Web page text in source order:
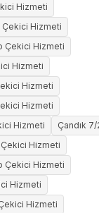
Hizmeti
Çekici Hizmeti
Çekici Hizmeti
Hizmeti
Hizmeti
Hizmeti
Hizmeti
Çandık
Hizmeti
Çekici Hizmeti
Hizmeti
Hizmeti